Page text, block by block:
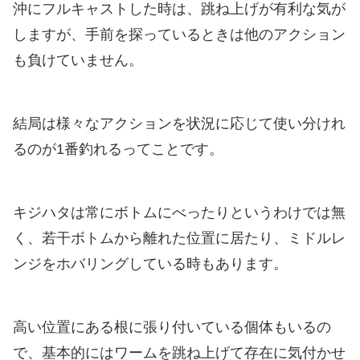
沖にフルキャストした時は、跳ね上げが有利な気が
しますが、手前を探っているときは他のアクション
も負けていません。
結局は様々なアクションを状況に応じて使い分けれ
るのが1番釣れるってことです。
キジハタは常にボトムにべったりというわけでは無
く、若干ボトムから離れた位置に居たり、ミドルレ
ンジをホバリングしている時もあります。
高い位置にある根に張り付いている個体もいるの
で、基本的にはワームを跳ね上げて存在に気付かせ